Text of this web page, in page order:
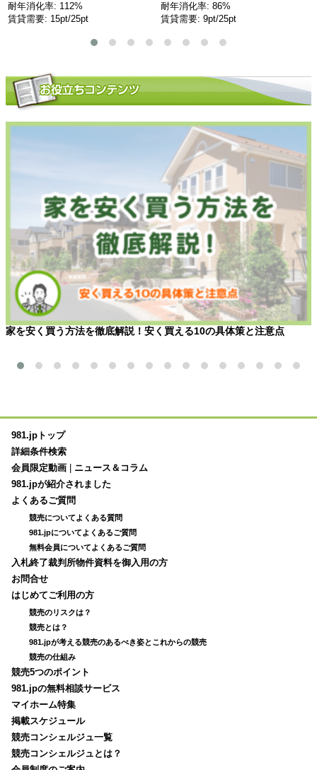
耐年消化率: 112%
賃貸需要: 15pt/25pt
耐年消化率: 86%
賃貸需要: 9pt/25pt
家を安く買う方法を徹底解説！安く買える10の具体策と注意点
981.jpトップ
詳細条件検索
会員限定動画
ニュース＆コラム
981.jpが紹介されました
よくあるご質問
競売についてよくある質問
981.jpについてよくあるご質問
無料会員についてよくあるご質問
入札終了裁判所物件資料を御入用の方
お問合せ
はじめてご利用の方
競売のリスクは？
競売とは？
981.jpが考える競売のあるべき姿とこれからの競売
競売の仕組み
競売5つのポイント
981.jpの無料相談サービス
マイホーム特集
掲載スケジュール
競売コンシェルジュ一覧
競売コンシェルジュとは？